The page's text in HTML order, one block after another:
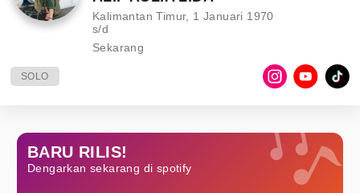
Kalimantan Timur, 1 Januari 1970
s/d
Sekarang
SOLO
BARU RILIS!
Dengarkan sekarang di spotify